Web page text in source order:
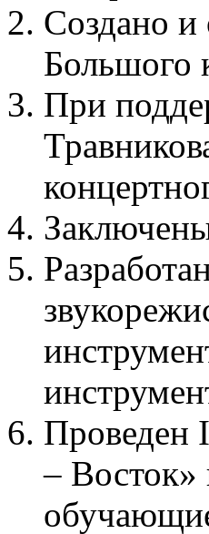
Создано и
Большого
При
Проведен
– Восток»